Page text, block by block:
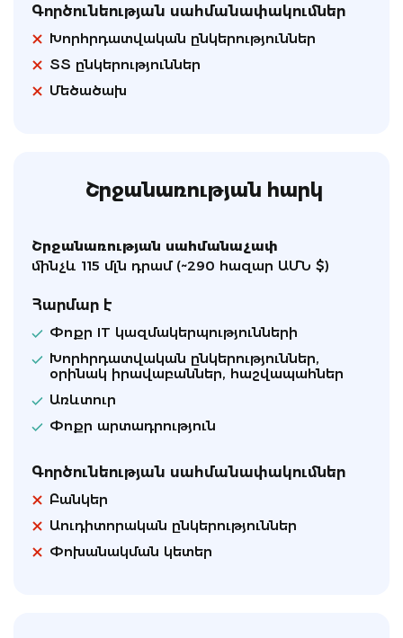
Գործունեության սահմանափակումներ
Խորհրդատվական ընկերություններ
ՏՏ ընկերություններ
Մեծածախ
Շրջանառության հարկ
Շրջանառության սահմանաչափ
մինչև 115 մլն դրամ (~290 հազար ԱՄՆ $)
Հարմար է
Փոքր IT կազմակերպությունների
Խորհրդատվական ընկերություններ,
օրինակ իրավաբաններ, հաշվապահներ
Առևտուր
Փոքր արտադրություն
Գործունեության սահմանափակումներ
Բանկեր
Աուդիտորական ընկերություններ
Փոխանակման կետեր